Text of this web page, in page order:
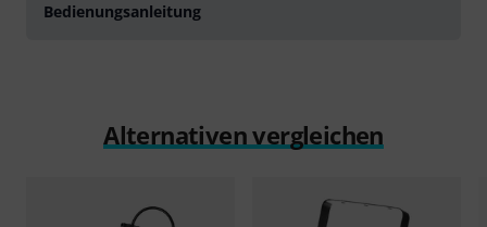
Bedienungsanleitung
Alternativen vergleichen